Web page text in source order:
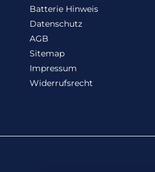
Batterie Hinweis
Datenschutz
AGB
Sitemap
Impressum
Widerrufsrecht